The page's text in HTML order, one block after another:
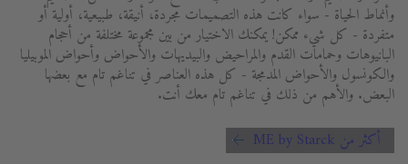
وأنماط الحياة - سواء كانت هذه التصميمات مجردة، أنيقة، طبيعية، أولية أو
متفردة - كل شيء ممكن! يمكنك الاختيار من بين مجموعة مختلفة من أحجام
البانيوهات وحمامات القدم والمراحيض والبيديهات والأحواض وأحواض الموبيليا
والكونسول والأحواض المدمجة - كل هذه العناصر في تناغم تام مع بعضها
البعض. والأهم من ذلك في تناغم تام معك أنت.
أكثر من ME by Starck